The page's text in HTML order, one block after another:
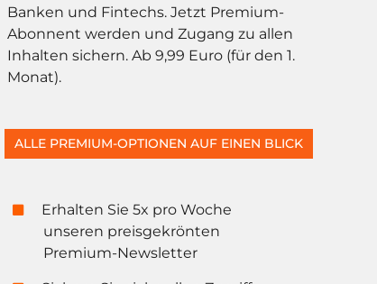
Banken und Fintechs. Jetzt Premium-
Abonnent werden und Zugang zu allen
Inhalten sichern. Ab 9,99 Euro (für den 1.
Monat).
ALLE PREMIUM-OPTIONEN AUF EINEN BLICK
Erhalten Sie 5x pro Woche
unseren preisgekrönten
Premium-Newsletter